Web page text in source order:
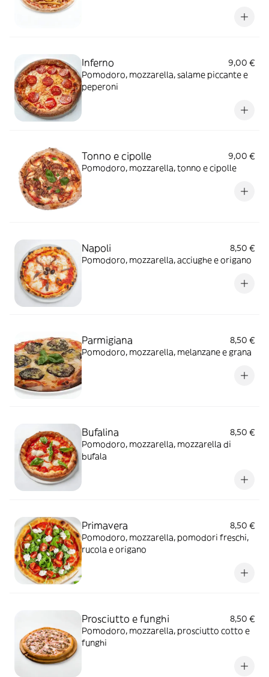
Inferno
9,00 €
Pomodoro, mozzarella, salame piccante e
peperoni
Tonno e cipolle
9,00 €
Pomodoro, mozzarella, tonno e cipolle
Napoli
8,50 €
Pomodoro, mozzarella, acciughe e origano
Parmigiana
8,50 €
Pomodoro, mozzarella, melanzane e grana
Bufalina
8,50 €
Pomodoro, mozzarella, mozzarella di
bufala
Primavera
8,50 €
Pomodoro, mozzarella, pomodori freschi,
rucola e origano
Prosciutto e funghi
8,50 €
Pomodoro, mozzarella, prosciutto cotto e
funghi